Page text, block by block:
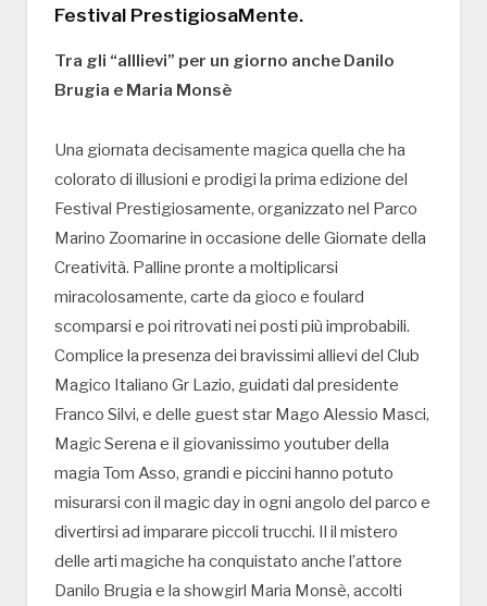
Festival PrestigiosaMente.
Tra gli “alllievi” per un giorno anche Danilo
Brugia e Maria Monsè
Una giornata decisamente magica quella che ha
colorato di illusioni e prodigi la prima edizione del
Festival Prestigiosamente, organizzato nel Parco
Marino Zoomarine in occasione delle Giornate della
Creatività. Palline pronte a moltiplicarsi
miracolosamente, carte da gioco e foulard
scomparsi e poi ritrovati nei posti più improbabili.
Complice la presenza dei bravissimi allievi del Club
Magico Italiano Gr Lazio, guidati dal presidente
Franco Silvi, e delle guest star Mago Alessio Masci,
Magic Serena e il giovanissimo youtuber della
magia Tom Asso, grandi e piccini hanno potuto
misurarsi con il magic day in ogni angolo del parco e
divertirsi ad imparare piccoli trucchi. Il il mistero
delle arti magiche ha conquistato anche l’attore
Danilo Brugia e la showgirl Maria Monsè, accolti